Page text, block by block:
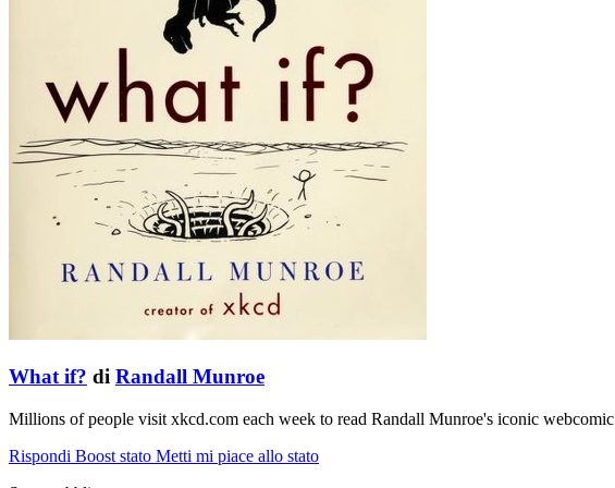
What if? di Randall Munroe
Millions of people visit xkcd.com each week to read Randall Munroe's iconic
Rispondi Boost stato Metti mi piace allo stato